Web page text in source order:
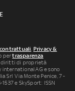
, Privacy &
pertrasparenza
diritti di proprietà
AG e sono
Srl Via Monte Penice, 7 -
e SkySport: ISSN